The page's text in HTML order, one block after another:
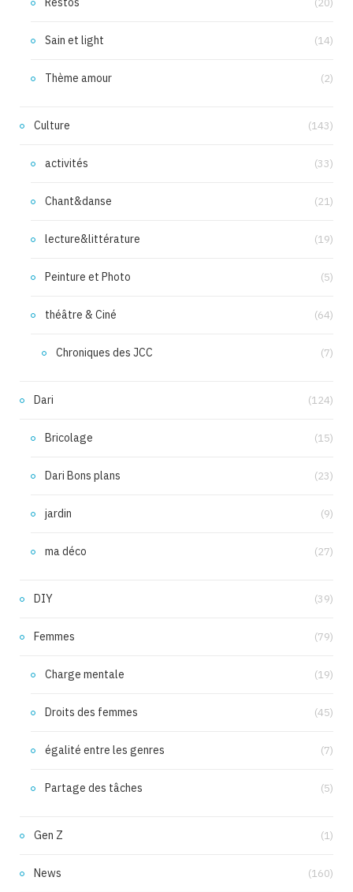
Sain et light (14)
Thème amour (2)
Culture (143)
activités (33)
Chant&danse (21)
lecture&littérature (19)
Peinture et Photo (5)
théâtre & Ciné (64)
Chroniques des JCC (7)
Dari (124)
Bricolage (15)
Dari Bons plans (23)
jardin (9)
ma déco (27)
DIY (39)
Femmes (79)
Charge mentale (19)
Droits des femmes (45)
égalité entre les genres (7)
Partage des tâches (5)
Gen Z (1)
News (160)